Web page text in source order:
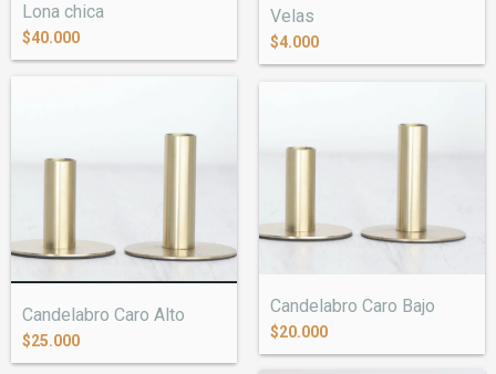
Lona chica
$40.000
Velas
$4.000
Candelabro Caro Alto
$25.000
Candelabro Caro Bajo
$20.000